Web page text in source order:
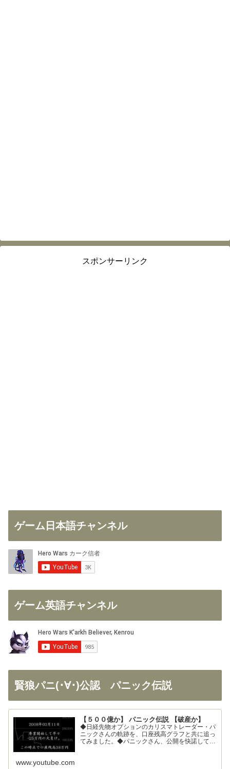
スポンサーリンク
ゲーム日本語チャンネル
ゲーム英語チャンネル
賢狼パニ(･∀･)公認 パニック伝説
【５００億か】 パニック伝説 【破産か】
◆日経先物オプションのカリスマトレーダー・パ
ニックさんの軌跡を、口座残高グラフと共に追っ
てみました。◆パニックさん、公開を快諾してく
www.youtube.com